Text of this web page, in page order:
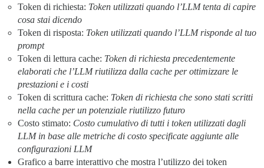
Token di richiesta: Token utilizzati quando l’LLM tenta di capire
cosa stai dicendo
Token di risposta: Token utilizzati quando l’LLM risponde al tuo
prompt
Token di lettura cache: Token di richiesta precedentemente
elaborati che l’LLM riutilizza dalla cache per ottimizzare le
prestazioni e i costi
Token di scrittura cache: Token di richiesta che sono stati scritti
nella cache per un potenziale riutilizzo futuro
Costo stimato: Costo cumulativo di tutti i token utilizzati dagli
LLM in base alle metriche di costo specificate aggiunte alle
configurazioni LLM
Grafico a barre interattivo che mostra l’utilizzo dei token